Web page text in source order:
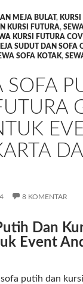
MEJA BULAT,
KURSI FUTURA,
KURSI FUTURA
SUDUT DAN SOFA
SOFA KOTAK,
SOFA
8 KOMENTAR
Dan
Event
putih dan